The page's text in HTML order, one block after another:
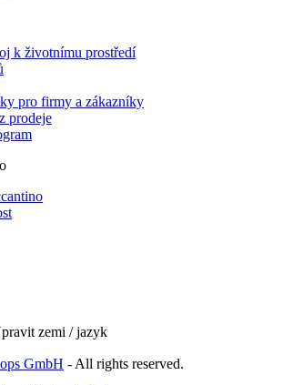
k životnímu prostředí
pro firmy a zákazníky
prodeje
zemi / jazyk
GmbH - All rights reserved.